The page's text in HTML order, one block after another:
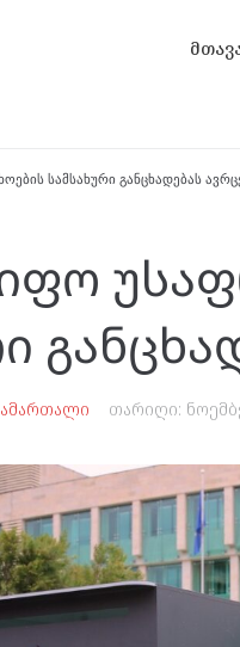
სამსახური განცხადებას
თარიღი: